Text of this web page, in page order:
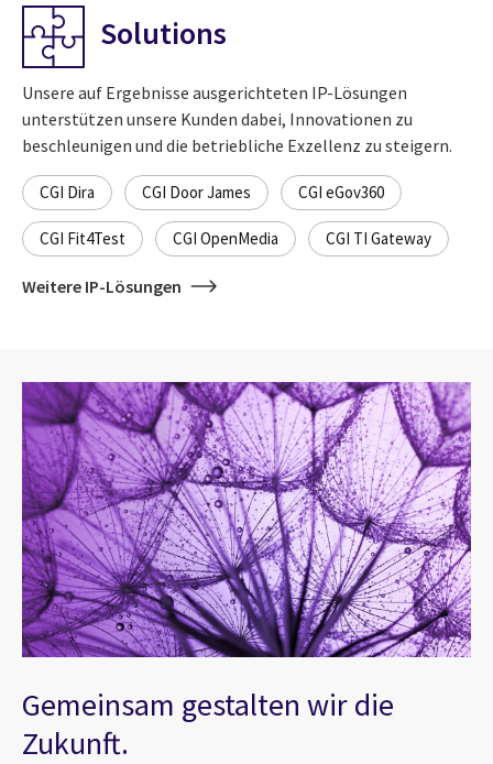
Solutions
Unsere auf Ergebnisse ausgerichteten IP-Lösungen
unterstützen unsere Kunden dabei, Innovationen zu
beschleunigen und die betriebliche Exzellenz zu steigern.
CGI Dira CGI Door James CGI eGov360
CGI Fit4Test CGI OpenMedia CGI TI Gateway
Weitere IP-Lösungen
Gemeinsam gestalten wir die
Zukunft.